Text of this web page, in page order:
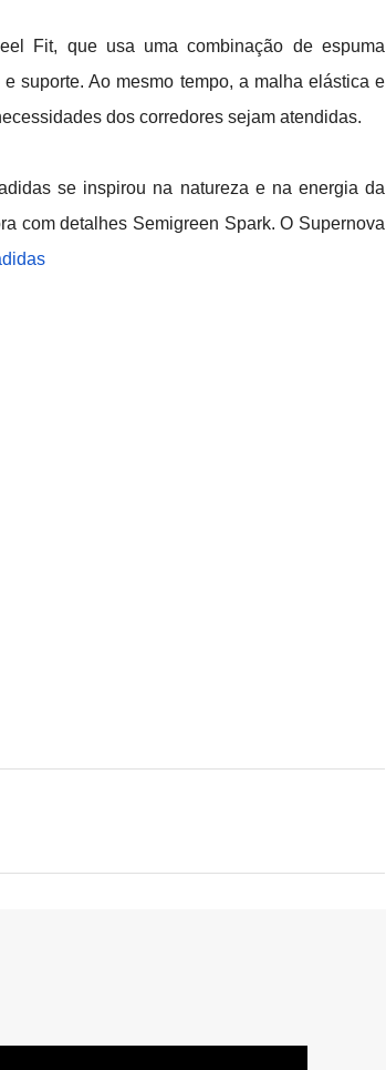
Fit, que usa uma combinação de espuma
suporte. Ao mesmo tempo, a malha elástica e
dos corredores sejam atendidas.
se inspirou na natureza e na energia da
com detalhes Semigreen Spark. O Supernova